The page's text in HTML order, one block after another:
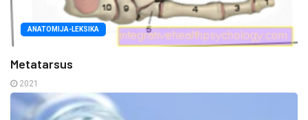
ANATOMIJA-LEKSIKA
Metatarsus
2021